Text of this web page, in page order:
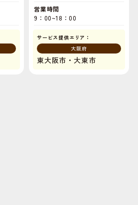
営業時間
9：00~18：00
サービス提供エリア：
大阪府
東大阪市・大東市